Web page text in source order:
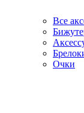
Все
Очки